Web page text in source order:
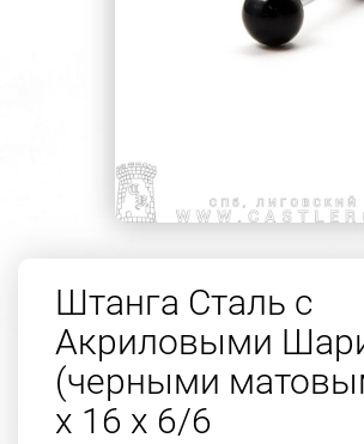
Штанга Сталь с
Акриловыми
(черными
х 16 х 6/6